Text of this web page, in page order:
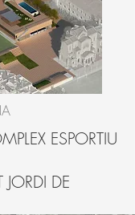
ESPORTIU
DE